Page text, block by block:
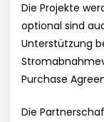
Die Projekte
optional sind
Unterstützung
Purchase
Die